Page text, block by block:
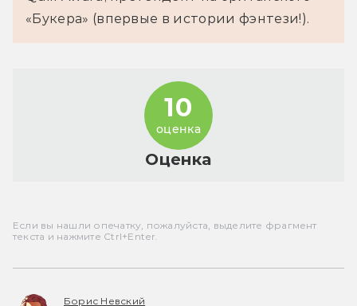
«Букера» (впервые в истории фэнтези!).
Оценка
10
оценка
Если вы нашли опечатку, пожалуйста, выделите фрагмент
текста и нажмите Ctrl+Enter.
Борис Невский